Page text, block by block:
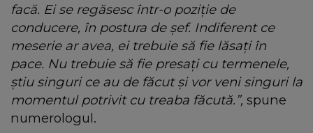
facă. Ei se regăsesc într-o poziție de
conducere, în postura de șef. Indiferent ce
meserie ar avea, ei trebuie să fie lăsați în
pace. Nu trebuie să fie presați cu termenele,
știu singuri ce au de făcut și vor veni singuri la
momentul potrivit cu treaba făcută.”, spune
numerologul.